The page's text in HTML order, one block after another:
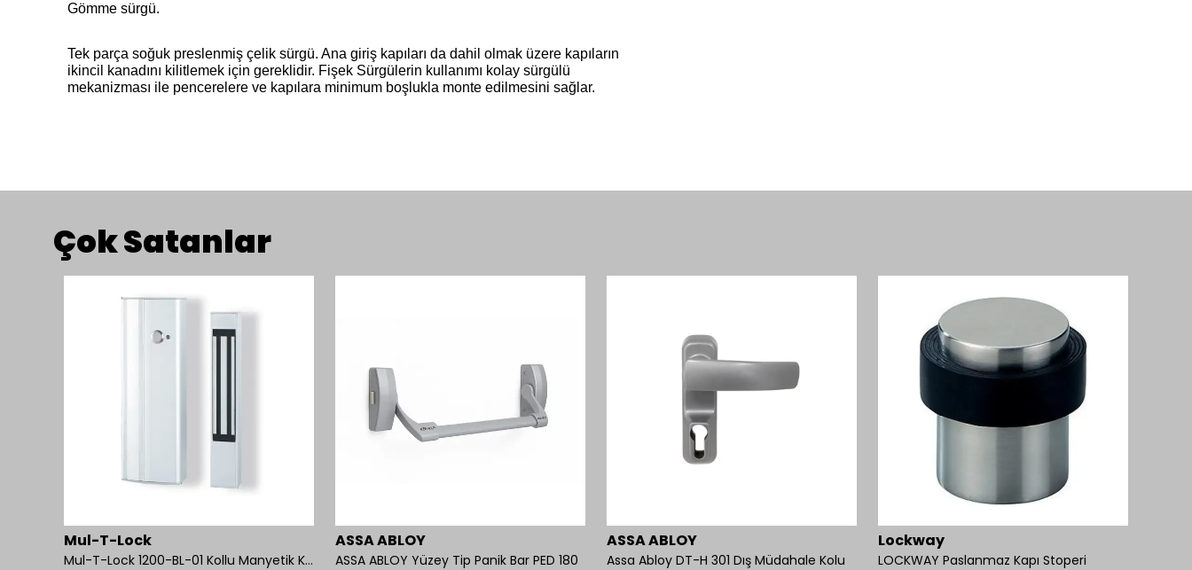
Gömme sürgü.
Tek parça soğuk preslenmiş çelik sürgü. Ana giriş kapıları da dahil olmak üzere kapıların
ikincil kanadını kilitlemek için gereklidir. Fişek Sürgülerin kullanımı kolay sürgülü
mekanizması ile pencerelere ve kapılara minimum boşlukla monte edilmesini sağlar.
Çok Satanlar
Mul-T-Lock
Mul-T-Lock 1200-BL-01 Kollu Manyetik Kilit 272 kg 600 Lbs
ASSA ABLOY
ASSA ABLOY Yüzey Tip Panik Bar PED 180
ASSA ABLOY
Assa Abloy DT-H 301 Dış Müdahale Kolu
Lockway
LOCKWAY Paslanmaz Kapı Stoperi